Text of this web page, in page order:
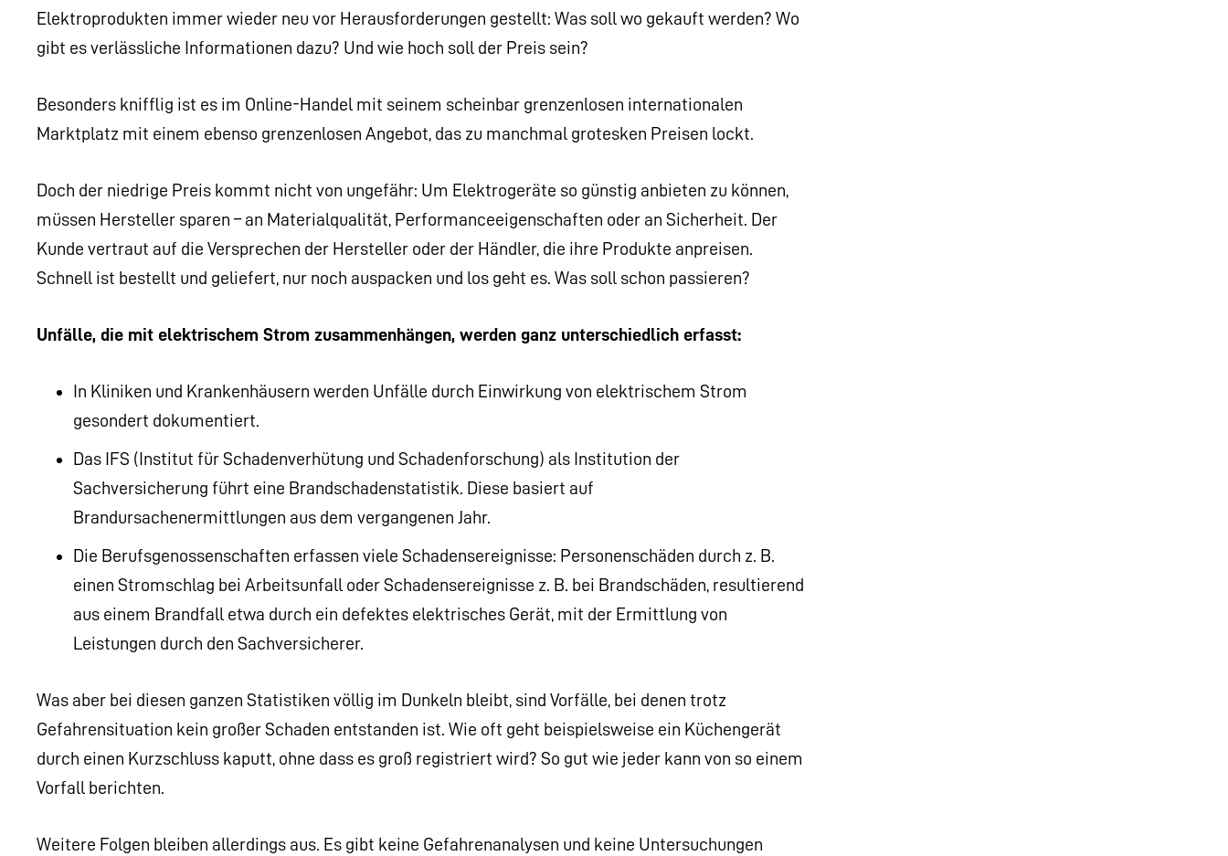
Elektroprodukten immer wieder neu vor Herausforderungen gestellt: Was soll wo gekauft werden? Wo
gibt es verlässliche Informationen dazu? Und wie hoch soll der Preis sein?
Besonders knifflig ist es im Online-Handel mit seinem scheinbar grenzenlosen internationalen
Marktplatz mit einem ebenso grenzenlosen Angebot, das zu manchmal grotesken Preisen lockt.
Doch der niedrige Preis kommt nicht von ungefähr: Um Elektrogeräte so günstig anbieten zu können,
müssen Hersteller sparen – an Materialqualität, Performanceeigenschaften oder an Sicherheit. Der
Kunde vertraut auf die Versprechen der Hersteller oder der Händler, die ihre Produkte anpreisen.
Schnell ist bestellt und geliefert, nur noch auspacken und los geht es. Was soll schon passieren?
Unfälle, die mit elektrischem Strom zusammenhängen, werden ganz unterschiedlich erfasst:
In Kliniken und Krankenhäusern werden Unfälle durch Einwirkung von elektrischem Strom
gesondert dokumentiert.
Das IFS (Institut für Schadenverhütung und Schadenforschung) als Institution der
Sachversicherung führt eine Brandschadenstatistik. Diese basiert auf
Brandursachenermittlungen aus dem vergangenen Jahr.
Die Berufsgenossenschaften erfassen viele Schadensereignisse: Personenschäden durch z. B.
einen Stromschlag bei Arbeitsunfall oder Schadensereignisse z. B. bei Brandschäden, resultierend
aus einem Brandfall etwa durch ein defektes elektrisches Gerät, mit der Ermittlung von
Leistungen durch den Sachversicherer.
Was aber bei diesen ganzen Statistiken völlig im Dunkeln bleibt, sind Vorfälle, bei denen trotz
Gefahrensituation kein großer Schaden entstanden ist. Wie oft geht beispielsweise ein Küchengerät
durch einen Kurzschluss kaputt, ohne dass es groß registriert wird? So gut wie jeder kann von so einem
Vorfall berichten.
Weitere Folgen bleiben allerdings aus. Es gibt keine Gefahrenanalysen und keine Untersuchungen